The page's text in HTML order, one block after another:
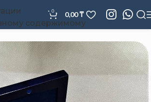
содержимому
0 0,00₸